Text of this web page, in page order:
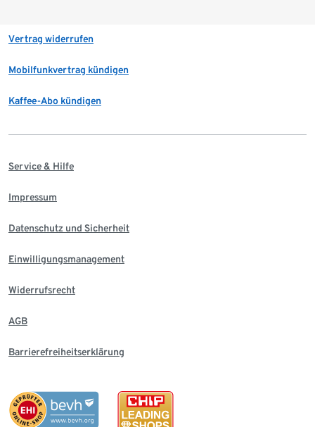
Vertrag widerrufen
Mobilfunkvertrag kündigen
Kaffee-Abo kündigen
Service & Hilfe
Impressum
Datenschutz und Sicherheit
Einwilligungsmanagement
Widerrufsrecht
AGB
Barrierefreiheitserklärung